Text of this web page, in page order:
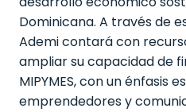
Dominicana. A través de
Ademi contará con
ampliar su capacidad de
MIPYMES, con un énfasis
emprendedores y